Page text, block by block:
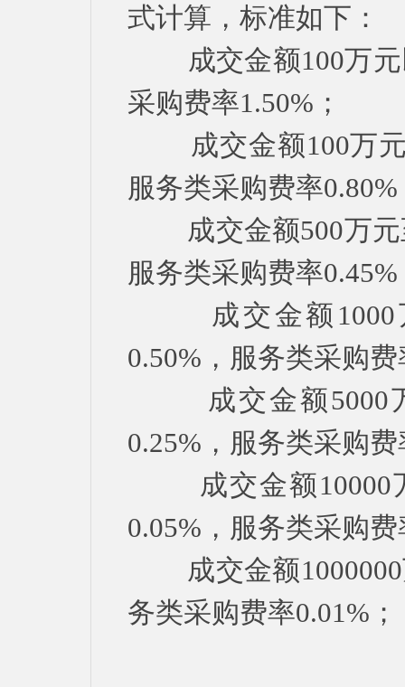
式计算，标准如下：
成交金额100万元
采购费率1.50%；
成交金额100万元
服务类采购费率0.80%
成交金额500万元
服务类采购费率0.45%
成交金额1000万
0.50%，服务类采购费
成交金额5000万
0.25%，服务类采购费
成交金额10000万
0.05%，服务类采购费
成交金额1000000
务类采购费率0.01%；